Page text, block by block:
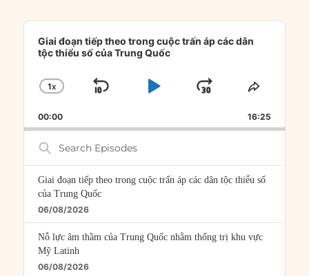
Audio
Player
Giai đoạn tiếp theo trong cuộc trấn áp các dân
tộc thiểu số của Trung Quốc
CHANGE
RATE
1X
SKIP
PLAYJUMP
FORWARD
SHARE
00:00 16:25
Search
Episodes
Giai đoạn tiếp theo trong cuộc trấn áp các dân tộc thiểu số
của Trung Quốc
06/08/2026
Nỗ lực âm thầm của Trung Quốc nhằm thống trị khu vực
Mỹ Latinh
06/08/2026